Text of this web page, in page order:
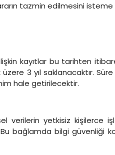
tazmin edilmesini isteme
kayıtlar bu tarihten
3 yıl saklanacaktır.
hale getirilecektir.
verilerin yetkisiz kişilerce
bağlamda bilgi güvenliği